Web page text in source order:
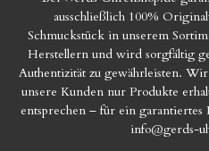
ausschließlich 100%
Schmuckstück in unserem
Herstellern und wird sorgfältig
Authentizität zu gewährleisten.
unsere Kunden nur Produkte
entsprechen – für ein
info@gerds-